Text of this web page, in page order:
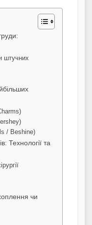
штучних
/ Beshine)
Технології та
чи